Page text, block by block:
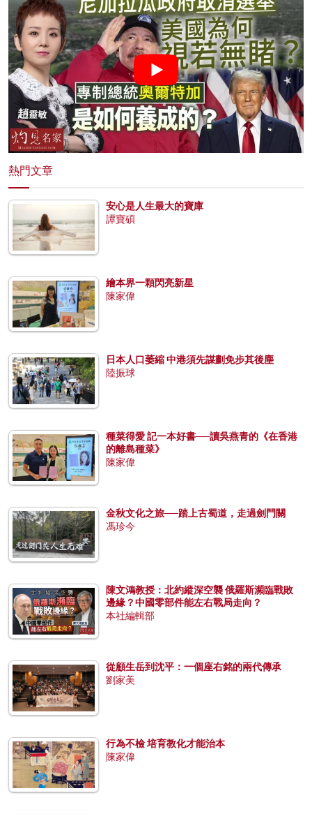
熱門文章
安心是人生最大的寶庫
譚寶碩
繪本界一顆閃亮新星
陳家偉
日本人口萎縮 中港須先謀劃免步其後塵
陸振球
種菜得愛 記一本好書──讀吳燕青的《在香港
的離島種菜》
陳家偉
金秋文化之旅──踏上古蜀道，走過劍門關
馮珍今
陳文鴻教授：北約縱深空襲 俄羅斯瀕臨戰敗
邊緣？中國零部件能左右戰局走向？
本社編輯部
從顧生岳到沈平：一個座右銘的兩代傳承
劉家美
行為不檢 培育教化才能治本
陳家偉